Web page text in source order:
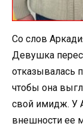
Со слов
Девушка
отказывалась
чтобы она
свой имидж. У
внешности ее